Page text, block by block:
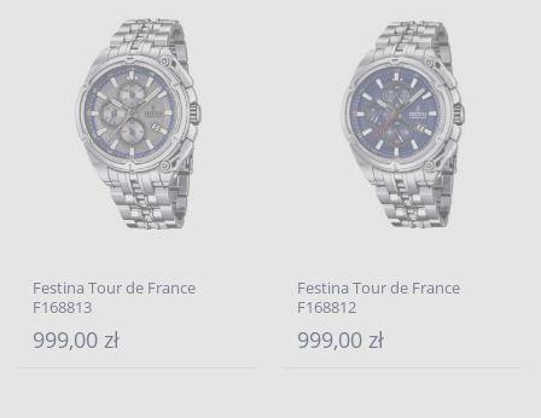
Festina Tour de France
F168813
999,00 zł
Festina Tour de France
F168812
999,00 zł